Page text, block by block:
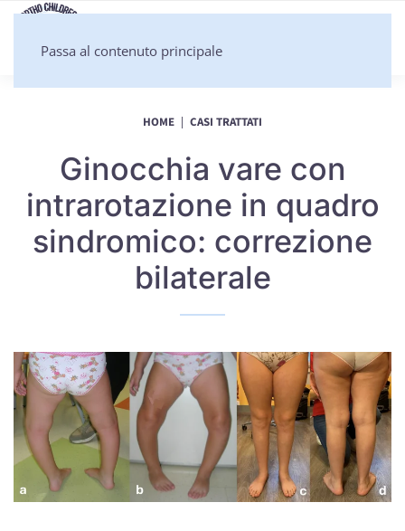
Passa al contenuto principale
HOME CASI TRATTATI
Ginocchia vare con
intrarotazione in quadro
sindromico: correzione
bilaterale